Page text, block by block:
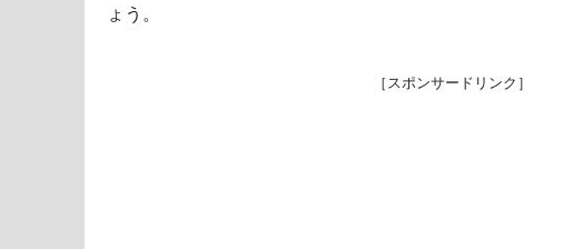
ょう。
［スポンサードリンク］